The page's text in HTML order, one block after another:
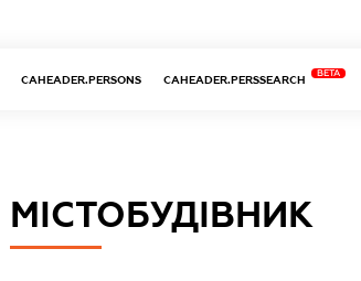
CAHEADER.PERSONS CAHEADER.PERSSEARCH
BETA
МІСТОБУДІВНИК